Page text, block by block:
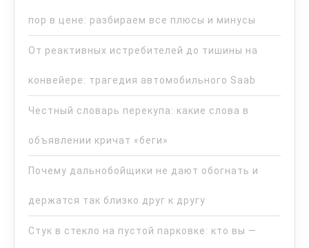
пор в цене: разбираем все плюсы и минусы
От реактивных истребителей до тишины на
конвейере: трагедия автомобильного Saab
Честный словарь перекупа: какие слова в
объявлении кричат «беги»
Почему дальнобойщики не дают обогнать и
держатся так близко друг к другу
Стук в стекло на пустой парковке: кто вы —